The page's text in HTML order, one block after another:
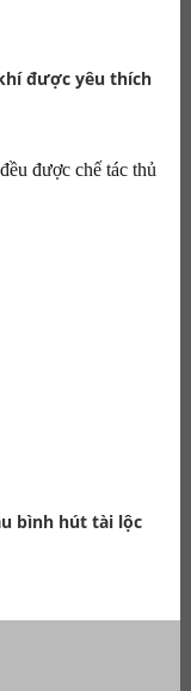
được yêu thích
bình hút tài lộc